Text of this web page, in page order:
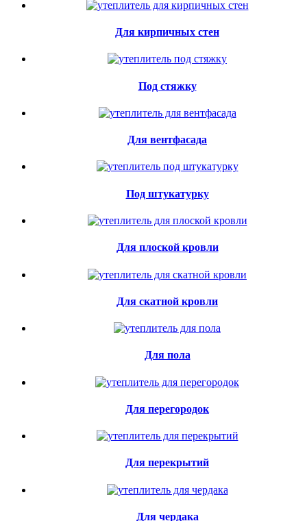
Для кирпичных стен
Под стяжку
Для вентфасада
Под штукатурку
Для плоской кровли
Для скатной кровли
Для пола
Для перегородок
Для перекрытий
Для чердака